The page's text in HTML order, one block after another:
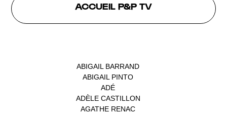
ACCUEIL P&P TV
ABIGAIL BARRAND
ABIGAIL PINTO
ADÉ
ADÈLE CASTILLON
AGATHE RENAC